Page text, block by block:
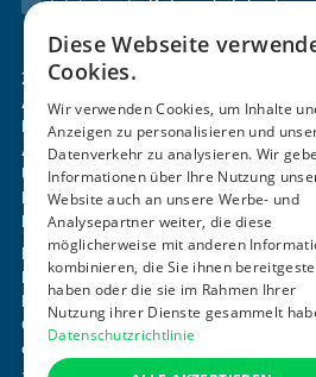
Ich habe die
Zertifizierung & Verifikation
Akademie
Mitgliedschaft
Aktivitäten
Über uns
Login
Kontakt
Impressum
Datenschutz
Barrierefreiheitserklärung
Cookie-Einstellungen anpassen
office@ogni.at
+43 664 15 63 507
Diese Webseite
Cookies.
Wir verwenden Cookies, um Inhalte
Anzeigen zu personalisieren und
Datenverkehr zu analysieren. Wir
Informationen über Ihre Nutzung
Website auch an unsere Werbe- und
Analysepartner weiter, die diese
möglicherweise mit anderen
kombinieren, die Sie ihnen
haben oder die sie im Rahmen Ihrer
Nutzung ihrer Dienste gesammelt
Datenschutzrichtlinie